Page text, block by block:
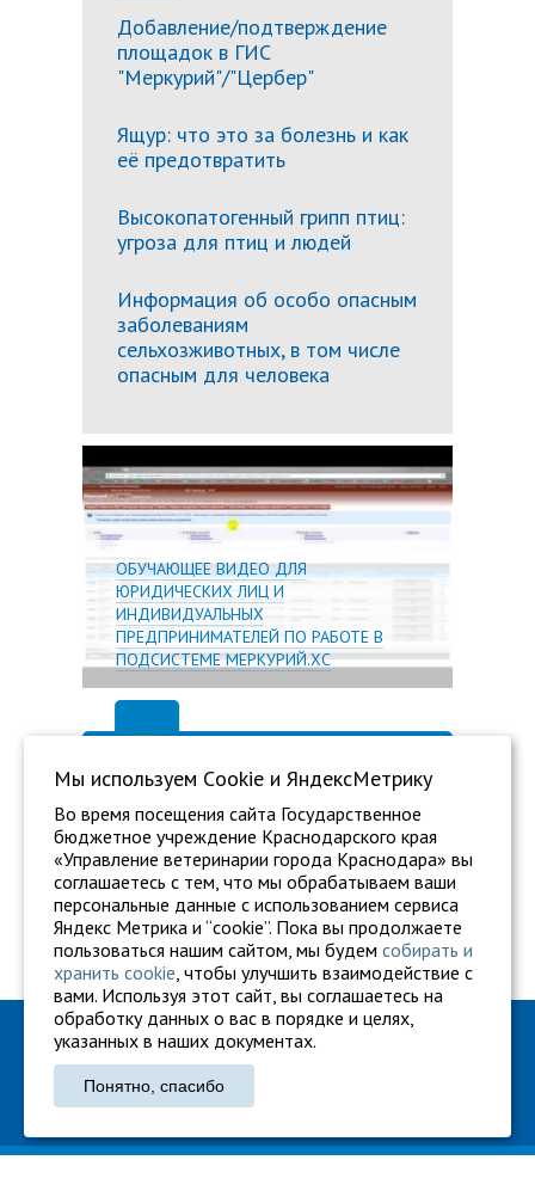
Добавление/подтверждение
площадок в ГИС
"Меркурий"/"Цербер"
Ящур: что это за болезнь и как
её предотвратить
Высокопатогенный грипп птиц:
угроза для птиц и людей
Информация об особо опасным
заболеваниям
сельхозживотных, в том числе
опасным для человека
ОБУЧАЮЩЕЕ ВИДЕО ДЛЯ
ЮРИДИЧЕСКИХ ЛИЦ И
ИНДИВИДУАЛЬНЫХ
ПРЕДПРИНИМАТЕЛЕЙ ПО РАБОТЕ В
ПОДСИСТЕМЕ МЕРКУРИЙ.ХС
ГБУ "Ветуправление города Краснодара"
Адрес: г. Краснодар, ул. Карасунская, 110
Тел.: +7 861 260-27-94
Мы используем Сookie и ЯндексМетрику
Во время посещения сайта Государственное
бюджетное учреждение Краснодарского края
«Управление ветеринарии города Краснодара» вы
соглашаетесь с тем, что мы обрабатываем ваши
персональные данные с использованием сервиса
Яндекс Метрика и “cookie”. Пока вы продолжаете
пользоваться нашим сайтом, мы будем собирать и
хранить cookie, чтобы улучшить взаимодействие с
вами. Используя этот сайт, вы соглашаетесь на
обработку данных о вас в порядке и целях,
указанных в наших документах.
Понятно, спасибо